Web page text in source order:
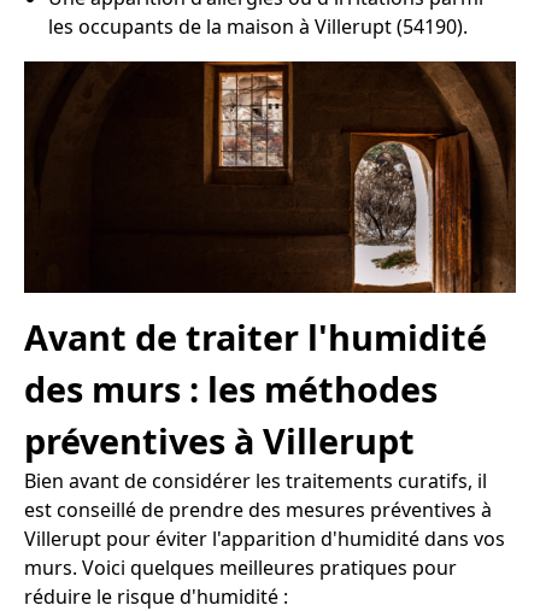
les occupants de la maison à Villerupt (54190).
Avant de traiter l'humidité
des murs : les méthodes
préventives à Villerupt
Bien avant de considérer les traitements curatifs, il
est conseillé de prendre des mesures préventives à
Villerupt pour éviter l'apparition d'humidité dans vos
murs. Voici quelques meilleures pratiques pour
réduire le risque d'humidité :